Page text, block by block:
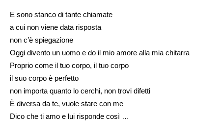
E sono stanco di tante chiamate
a cui non viene data risposta
non c’è spiegazione
Oggi divento un uomo e do il mio amore alla mia chitarra
Proprio come il tuo corpo, il tuo corpo
il suo corpo è perfetto
non importa quanto lo cerchi, non trovi difetti
È diversa da te, vuole stare con me
Dico che ti amo e lui risponde così …